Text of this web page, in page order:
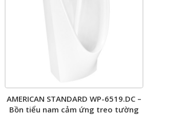
AMERICAN STANDARD WP-6519.DC –
Bồn tiểu nam cảm ứng treo tường